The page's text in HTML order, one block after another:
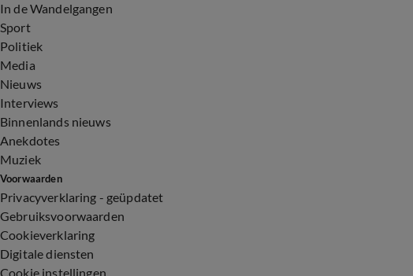
In de Wandelgangen
Sport
Politiek
Media
Nieuws
Interviews
Binnenlands nieuws
Anekdotes
Muziek
Voorwaarden
Privacyverklaring - geüpdatet
Gebruiksvoorwaarden
Cookieverklaring
Digitale diensten
Cookie instellingen